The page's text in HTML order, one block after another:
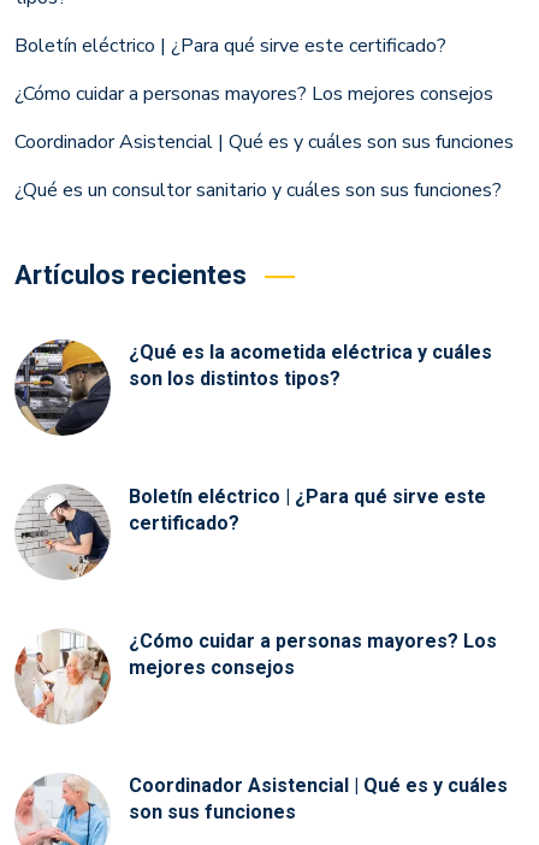
Boletín eléctrico | ¿Para qué sirve este certificado?
¿Cómo cuidar a personas mayores? Los mejores consejos
Coordinador Asistencial | Qué es y cuáles son sus funciones
¿Qué es un consultor sanitario y cuáles son sus funciones?
Artículos recientes
¿Qué es la acometida eléctrica y cuáles
son los distintos tipos?
Boletín eléctrico | ¿Para qué sirve este
certificado?
¿Cómo cuidar a personas mayores? Los
mejores consejos
Coordinador Asistencial | Qué es y cuáles
son sus funciones